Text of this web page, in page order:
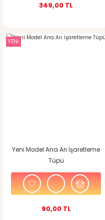
349,00 TL
YENİ
Yeni Model Ana Arı İşaretleme
Tüpü
90,00 TL